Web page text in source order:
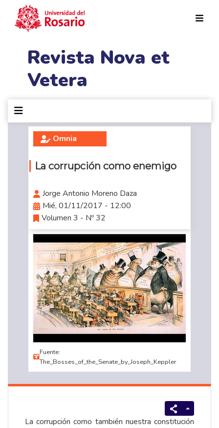
Revista Nova et
Vetera
Omnia
La corrupción como enemigo
Jorge Antonio Moreno Daza
Mié, 01/11/2017 - 12:00
Volumen 3 - Nº 32
Fuente:
The_Bosses_of_the_Senate_by_Joseph_Keppler
La corrupción como también nuestra constitución